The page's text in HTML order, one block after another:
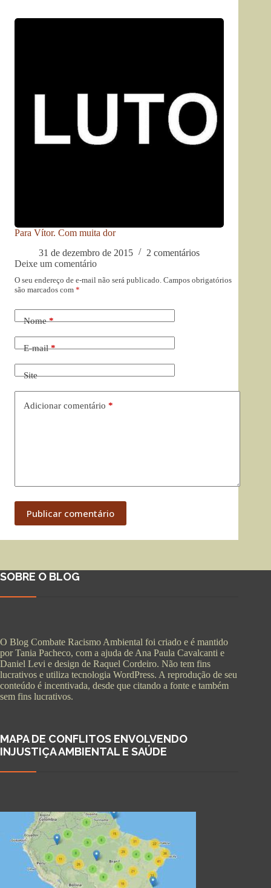
Para Vítor. Com muita dor
31 de dezembro de 2015
2 comentários
Deixe um comentário
O seu endereço de e-mail não será publicado. Campos obrigatórios
são marcados com *
Nome*
E-mail*
Site
Adicionar comentário *
Publicar comentário
SOBRE O BLOG
O Blog Combate Racismo Ambiental foi criado e é mantido
por Tania Pacheco, com a ajuda de Ana Paula Cavalcanti e
Daniel Levi e design de Raquel Cordeiro. Não tem fins
lucrativos e utiliza tecnologia WordPress. A reprodução de seu
conteúdo é incentivada, desde que citando a fonte e também
sem fins lucrativos.
MAPA DE CONFLITOS ENVOLVENDO
INJUSTIÇA AMBIENTAL E SAÚDE